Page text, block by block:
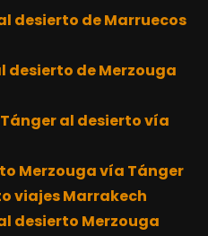
desierto de Marruecos
desierto de Merzouga
al desierto vía
Merzouga vía Tánger
viajes Marrakech
desierto Merzouga